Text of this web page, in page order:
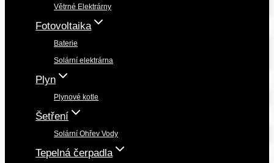
Větrné Elektrárny
Fotovoltaika
Baterie
Solární elektrárna
Plyn
Plynové kotle
Šetření
Solární Ohřev Vody
Tepelná čerpadla